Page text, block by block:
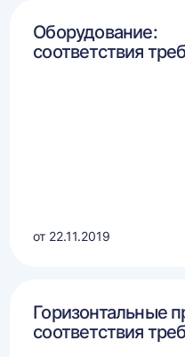
Оборудование:
соответствия
от 22.11.2019
Горизонтальные
соответствия